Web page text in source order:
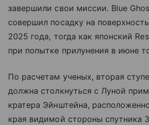
завершили свои миссии. Blue
совершил посадку на
2025 года, тогда как японский
при попытке прилунения в июне
По расчетам ученых, вторая
должна столкнуться с Луной
кратера Эйнштейна,
края видимой стороны спутника